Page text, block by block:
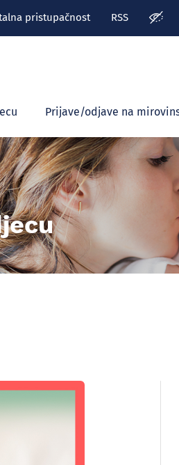
pristupačnost RSS
Prijave/odjave na